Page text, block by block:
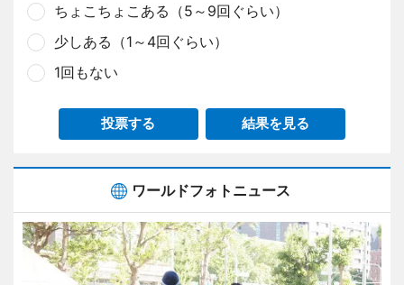
ちょこちょこある（5～9回ぐらい）
少しある（1～4回ぐらい）
1回もない
投票する 結果を見る
ワールドフォトニュース